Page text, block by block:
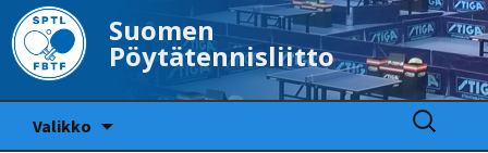
Suomen
Pöytätennisliitto
Valikko
Haku: